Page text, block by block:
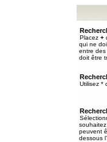
Placez +
qui ne
entre des
doit être
Utilisez *
peuvent
dessous